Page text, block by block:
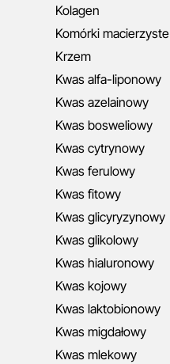
Kolagen
Komórki macierzyste
Krzem
Kwas alfa-liponowy
Kwas azelainowy
Kwas bosweliowy
Kwas cytrynowy
Kwas ferulowy
Kwas fitowy
Kwas glicyryzynowy
Kwas glikolowy
Kwas hialuronowy
Kwas kojowy
Kwas laktobionowy
Kwas migdałowy
Kwas mlekowy